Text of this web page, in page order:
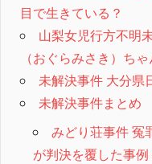
目で生きている？
山梨女児行方不明
（おぐらみさき）ち
未解決事件 大分県
未解決事件まとめ
みどり荘事件 冤
が判決を覆した事